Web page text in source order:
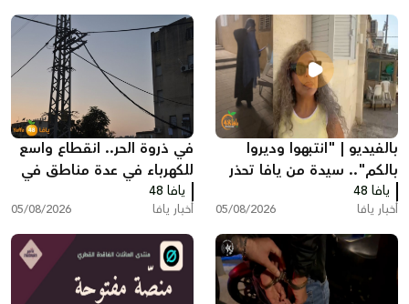
بالفيديو | "انتبهوا وديروا
بالكم".. سيدة من يافا تحذر
الأهالي بعد حادثة مريبة أمام
منزلها
يافا 48
أخبار يافا 05/08/2026
في ذروة الحر.. انقطاع واسع
للكهرباء في عدة مناطق في
يافا وتل ابيب
يافا 48
أخبار يافا 05/08/2026